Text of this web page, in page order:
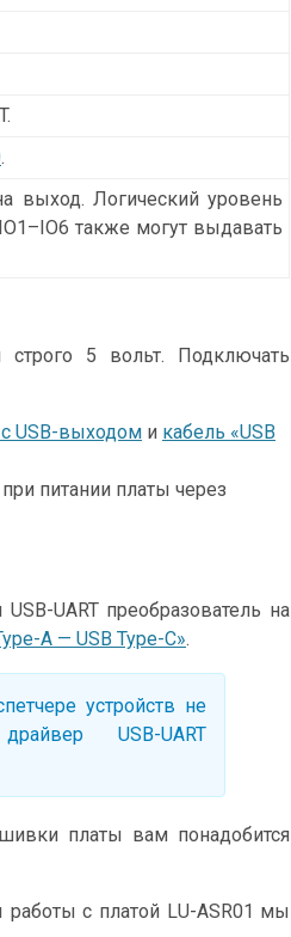
.
выход. Логический уровень
также могут выдавать
строго 5 вольт. Подключать
USB-выходом и кабель «USB
питании платы через
UART преобразователь на
A — USB Type-C».
устройств не
USB-UART
платы вам понадобится
с платой LU-ASR01 мы